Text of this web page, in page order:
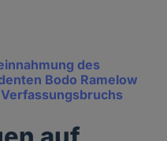
des
Bodo Ramelow